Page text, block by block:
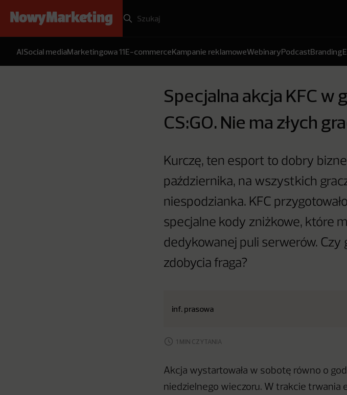
AISocial mediaMarketingowa 11E-commerceKampanie reklamoweWebinaryPodcastBranding
Specjalna akcja KFC
CS:GO. Nie ma złych
Kurczę, ten esport to dobry
października, na wszystkich
niespodzianka. KFC
specjalne kody zniżkowe, które
dedykowanej puli serwerów. Czy
zdobycia fraga?
inf. prasowa
1 MIN CZYTANIA
Akcja wystartowała w sobotę równo o
niedzielnego wieczoru. W trakcie trwania